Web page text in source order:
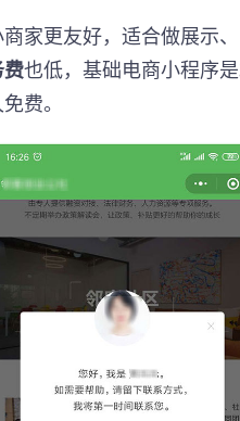
家更友好，适合做展示
也低，基础电商小程序
费。